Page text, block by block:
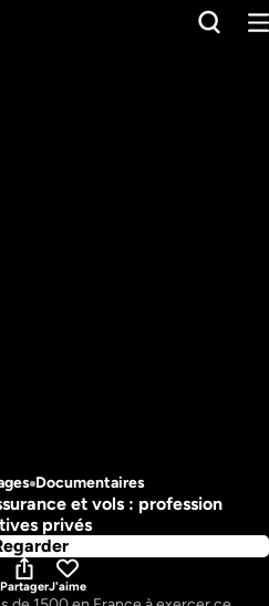
Documentaires
et vols : profession
privés
PartagerJ'aime